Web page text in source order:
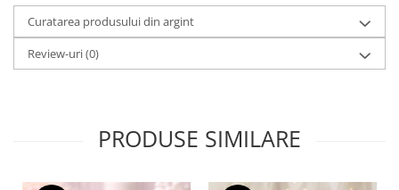
FLOWER FESTIVAL BLUE
FLOWER FESTIVAL RED
LOVE BIRDS
CHIQUE STRIPES VERDE
Renaissance Grey
Curatarea produsului din argint
Review-uri(0)
PRODUSE SIMILARE